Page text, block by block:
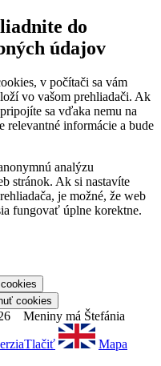
do
údajov
v počítači sa vám
vo vašom prehliadači. Ak
sa vďaka nemu na
relevantné informácie a bude
analýzu
stránok. Ak si nastavíte
je možné, že web
fungovať úplne korektne.
Meniny má Štefánia
Tlačiť
Mapa